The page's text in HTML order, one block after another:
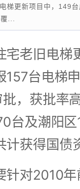
梯更新项目中，149
...
宅老旧电梯
157台电梯
，获批率
台及潮阳
计获得国债
针对2010